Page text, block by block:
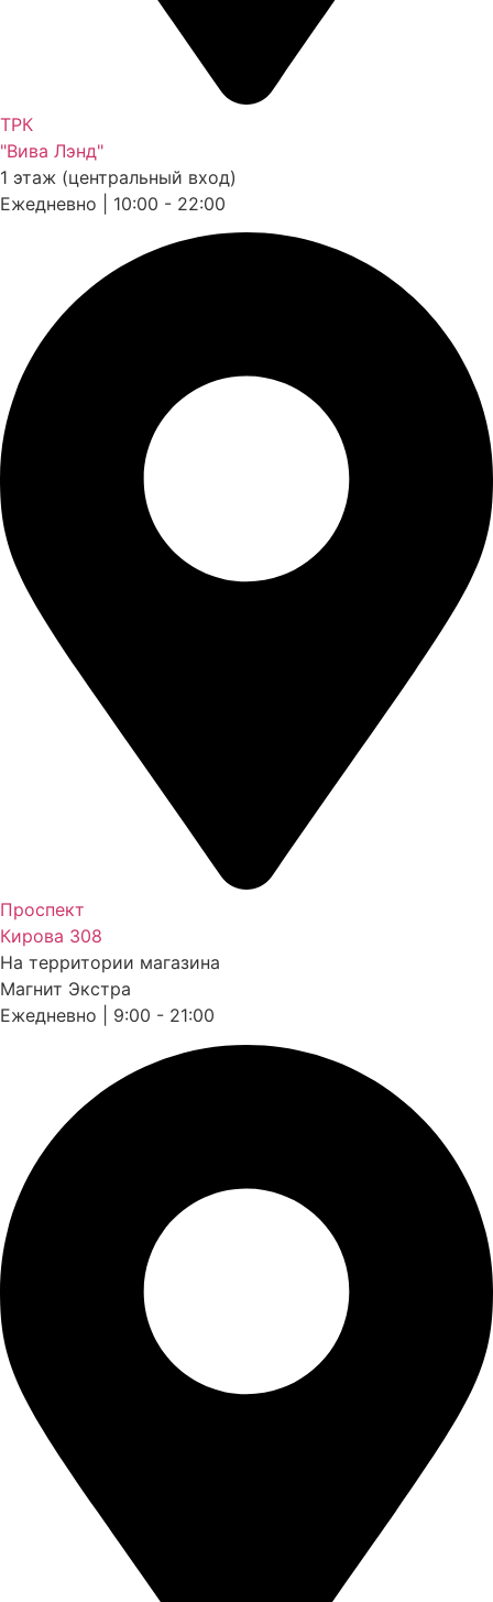
ТРК
"Вива Лэнд"
1 этаж (центральный вход)
Ежедневно | 10:00 - 22:00
Проспект
Кирова 308
На территории магазина
Магнит Экстра
Ежедневно | 9:00 - 21:00